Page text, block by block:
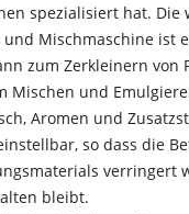
spezialisiert hat. Die
und Mischmaschine ist
zum Zerkleinern von
Mischen und
Aromen und
so dass die
verringert
bleibt.